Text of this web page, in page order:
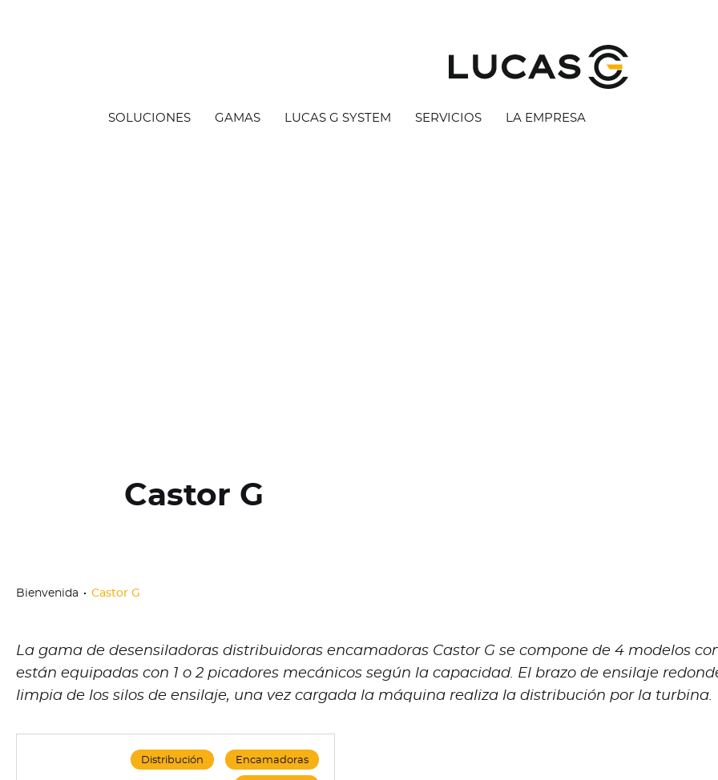
SOLUCIONES GAMAS LUCAS G SYSTEM SERVICIOS LA EMPRESA
Castor G
Bienvenida Castor G
La gama de desensiladoras distribuidoras encamadoras Castor G se compone de 4 modelos
están equipadas con 1 o 2 picadores mecánicos según la capacidad. El brazo de ensilaje
limpia de los silos de ensilaje, una vez cargada la máquina realiza la distribución por la turbina.
Distribución Encamadoras